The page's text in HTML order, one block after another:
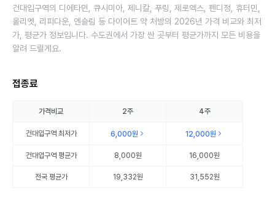
건대입구역의 디에타민, 큐시미아, 제니칼, 푸링, 제로엑스, 펜디정, 휴터민,
올리엣, 리피다운, 엔슬림 등 다이어트 약 처방의 2026년 가격 비교와 최저
가, 평균가 정보입니다. 수도권에서 가장 싼 곳부터 평균가까지 모든 비용을
알려 드릴게요.
접종료
가격비교 2주 4주
건대입구역최저가 6,000원 12,000원
건대입구역평균가 8,000원 16,000원
전국 평균가 19,332원 31,552원